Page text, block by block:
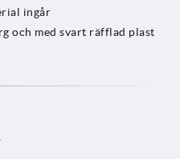
ingår
och med svart räfflad plast